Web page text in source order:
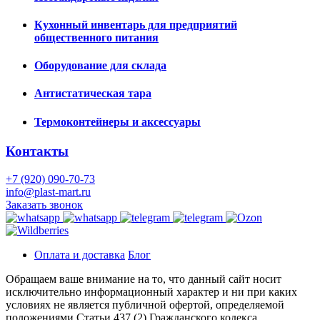
Кухонный инвентарь для предприятий
общественного питания
Оборудование для склада
Антистатическая тара
Термоконтейнеры и аксессуары
Контакты
+7 (920) 090-70-73
info@plast-mart.ru
Заказать звонок
Оплата и доставка Блог
Обращаем ваше внимание на то, что данный сайт носит
исключительно информационный характер и ни при каких
условиях не является публичной офертой, определяемой
положениями Статьи 437 (2) Гражданского кодекса